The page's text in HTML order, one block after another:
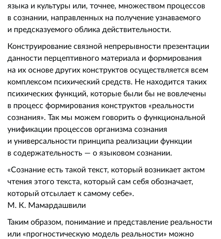
языка и культуры или, точнее, множеством процессов
в сознании, направленных на получение узнаваемого
и предсказуемого облика действительности.
Конструирование связной непрерывности презентации
данности перцептивного материала и формирования
на их основе других конструктов осуществляется всем
комплексом психический средств. Не находится таких
психических функций, которые были бы не вовлечены
в процесс формирования конструктов «реальности
сознания». Так мы можем говорить о функциональной
унификации процессов организма сознания
и универсальности принципа реализации функции
в содержательность — о языковом сознании.
«Сознание есть такой текст, который возникает актом
чтения этого текста, который сам себя обозначает,
который отсылает к самому себе».
М. К. Мамардашвили
Таким образом, понимание и представление реальности
или «прогностическую модель реальности» можно